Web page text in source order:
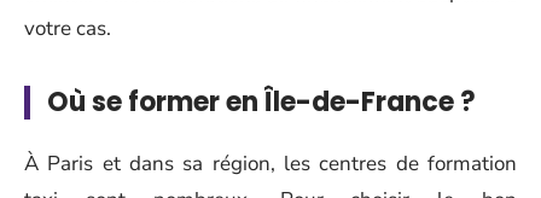
votre cas.
Où se former en Île-de-France ?
À Paris et dans sa région, les centres de formation